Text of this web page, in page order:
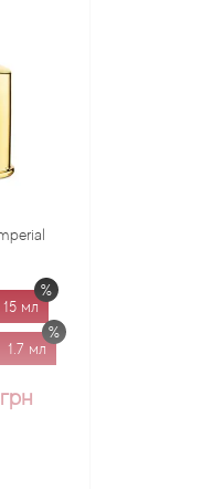
Dr. Gritti Tutu
10 мл
30 мл
375 грн